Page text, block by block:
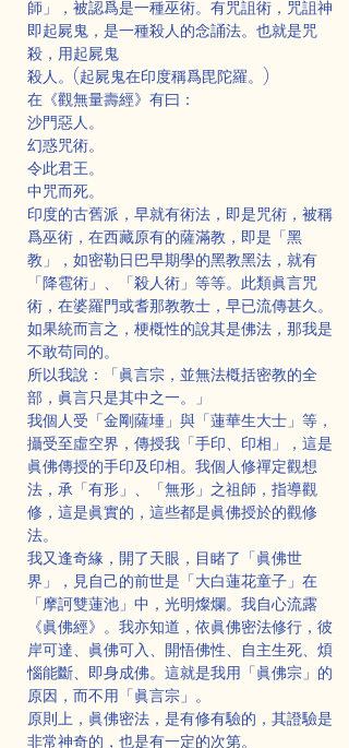
師」，被認爲是一種巫術。有咒詛術，咒詛神
即起屍鬼，是一種殺人的念誦法。也就是咒
殺，用起屍鬼
殺人。(起屍鬼在印度稱爲毘陀羅。)
在《觀無量壽經》有曰：
沙門惡人。
幻惑咒術。
令此君王。
中咒而死。
印度的古舊派，早就有術法，即是咒術，被稱
爲巫術，在西藏原有的薩滿教，即是「黑
教」，如密勒日巴早期學的黑教黑法，就有
「降雹術」、「殺人術」等等。此類眞言咒
術，在婆羅門或耆那教教士，早已流傳甚久。
如果統而言之，梗槪性的說其是佛法，那我是
不敢苟同的。
所以我說：「眞言宗，並無法槪括密教的全
部，眞言只是其中之一。」
我個人受「金剛薩埵」與「蓮華生大士」等，
攝受至虛空界，傳授我「手印、印相」，這是
眞佛傳授的手印及印相。我個人修禪定觀想
法，承「有形」、「無形」之祖師，指導觀
修，這是眞實的，這些都是眞佛授於的觀修
法。
我又逢奇緣，開了天眼，目睹了「眞佛世
界」，見自己的前世是「大白蓮花童子」在
「摩訶雙蓮池」中，光明燦爛。我自心流露
《眞佛經》。我亦知道，依眞佛密法修行，彼
岸可達、眞佛可入、開悟佛性、自主生死、煩
惱能斷、即身成佛。這就是我用「眞佛宗」的
原因，而不用「眞言宗」。
原則上，眞佛密法，是有修有驗的，其證驗是
非常神奇的，也是有一定的次第。